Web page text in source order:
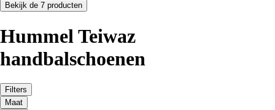
Bekijk de 7 producten
Hummel Teiwaz
handbalschoenen
Filters
Maat